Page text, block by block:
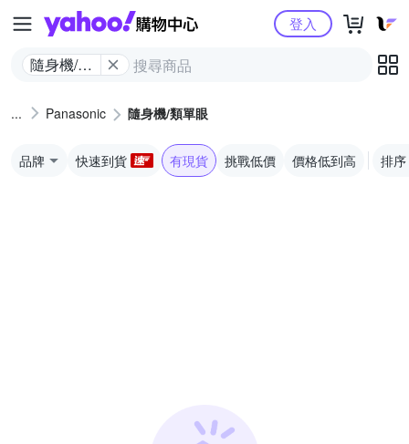
Yahoo購物中心
隨身機/類
登入
Panasonic 隨身機/類單眼
品牌 快速到貨 有現貨 挑戰低價 價格低到高 排序